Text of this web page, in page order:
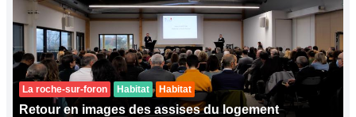
La roche-sur-foron Habitat Habitat
Retour en images des assises du logement